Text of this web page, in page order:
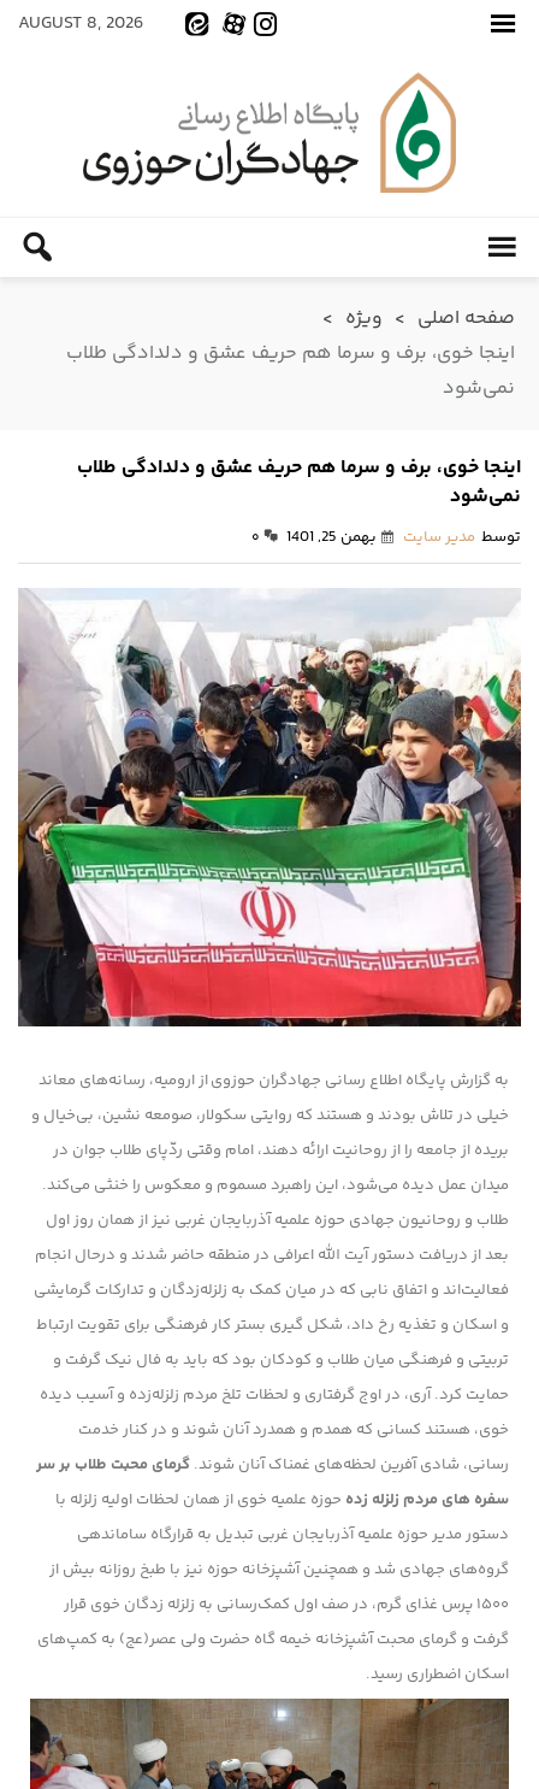
AUGUST 8, 2026
صفحه اصلی > ویژه >
اینجا خوی، برف و سرما هم حریف عشق و دلدادگی طلاب
نمی‌شود
اینجا خوی، برف و سرما هم حریف عشق و دلدادگی طلاب
نمی‌شود
توسط مدیر سایت بهمن 25, 1401 ۰
به گزارش پایگاه اطلاع رسانی جهادگران حوزوی از ارومیه، رسانه‌های معاند
خیلی در تلاش بودند و هستند که روایتی سکولار، صومعه نشین، بی‌خیال و
بریده از جامعه را از روحانیت ارائه دهند، امام وقتی ردّ‌پای طلاب جوان در
میدان عمل دیده می‌شود، این راهبرد مسموم و معکوس را خنثی می‌کند.
طلاب و روحانیون جهادی حوزه علمیه آذربایجان غربی نیز از همان روز اول
بعد از دریافت دستور آیت الله اعرافی در منطقه حاضر شدند و درحال انجام
فعالیت‌اند و اتفاق نابی که در میان کمک به زلزله‌زدگان و تدارکات گرمایشی
و اسکان و تغذیه رخ داد، شکل گیری بستر کار فرهنگی برای تقویت ارتباط
تربیتی و فرهنگی میان طلاب و کودکان بود که باید به فال نیک گرفت و
حمایت کرد. آری، در اوج گرفتاری و لحظات تلخ مردم زلزله‌زده و آسیب دیده
خوی، هستند کسانی که همدم و همدرد آنان شوند و در کنار خدمت
رسانی، شادی آفرین لحظه‌های غمناک آنان شوند. گرمای محبت طلاب بر سر
سفره های مردم زلزله زده حوزه علمیه خوی از همان لحظات اولیه زلزله با
دستور مدیر حوزه علمیه آذربایجان غربی تبدیل به قرارگاه ساماندهی
گروه‌های جهادی شد و همچنین آشپزخانه حوزه نیز با طبخ روزانه بیش از
۱۵۰۰ پرس غذای گرم، در صف اول کمک‌رسانی به زلزله زدگان خوی قرار
گرفت و گرمای محبت آشپزخانه خیمه گاه حضرت ولی عصر(عج) به کمپ‌های
اسکان اضطراری رسید.